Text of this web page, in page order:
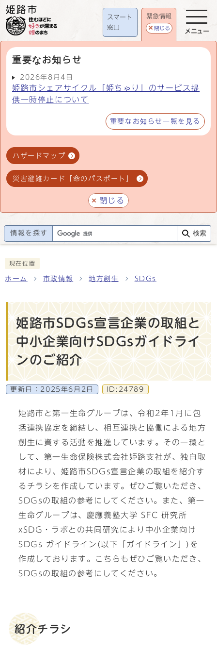
スマート
窓口
緊急情報
閉じる
重要なお知らせ
2026年8月4日
姫路市シェアサイクル「姫ちゃり」のサービス提
供一時停止について
重要なお知らせ一覧を見る
ハザードマップ
災害避難カード「命のパスポート」
閉じる
メニュー
情報を探す 検索
現在位置
ホーム 市政情報 地方創生 SDGs
姫路市SDGs宣言企業の取組と
中小企業向けSDGsガイドライ
ンのご紹介
更新日： 2025年6月2日 ID:24789
姫路市と第一生命グループは、令和2年1月に包
括連携協定を締結し、相互連携と協働による地方
創生に資する活動を推進しています。その一環と
して、第一生命保険株式会社姫路支社が、独自取
材により、姫路市SDGs宣言企業の取組を紹介す
るチラシを作成しています。ぜひご覧いただき、
SDGsの取組の参考にしてください。また、第一
生命グループは、慶應義塾大学 SFC 研究所
xSDG・ラボとの共同研究により中小企業向け
SDGs ガイドライン(以下「ガイドライン」)を
作成しております。こちらもぜひご覧いただき、
SDGsの取組の参考にしてください。
紹介チラシ